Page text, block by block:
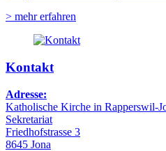
> mehr erfahren
Kontakt
Adresse:
Katholische Kirche in Rapperswil-
Sekretariat
Friedhofstrasse 3
8645 Jona